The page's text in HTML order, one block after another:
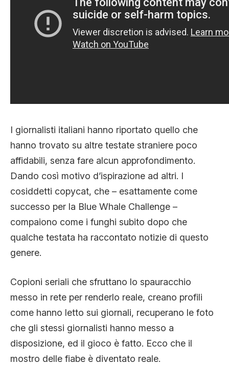
I giornalisti italiani hanno riportato quello che
hanno trovato su altre testate straniere poco
affidabili, senza fare alcun approfondimento.
Dando così motivo d’ispirazione ad altri. I
cosiddetti copycat, che – esattamente come
successo per la Blue Whale Challenge –
compaiono come i funghi subito dopo che
qualche testata ha raccontato notizie di questo
genere.
Copioni seriali che sfruttano lo spauracchio
messo in rete per renderlo reale, creano profili
come hanno letto sui giornali, recuperano le foto
che gli stessi giornalisti hanno messo a
disposizione, ed il gioco è fatto. Ecco che il
mostro delle fiabe è diventato reale.